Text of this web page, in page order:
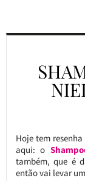
Hoje tem
aqui: o
também, que é
então vai levar